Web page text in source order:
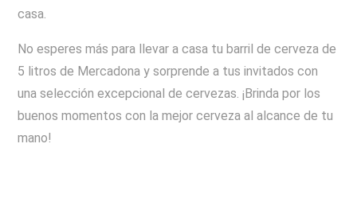
casa.
No esperes más para llevar a casa tu barril de cerveza de
5 litros de Mercadona y sorprende a tus invitados con
una selección excepcional de cervezas. ¡Brinda por los
buenos momentos con la mejor cerveza al alcance de tu
mano!